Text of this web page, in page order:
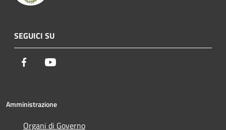
SEGUICI SU
Facebook
Amministrazione
Organi di Governo